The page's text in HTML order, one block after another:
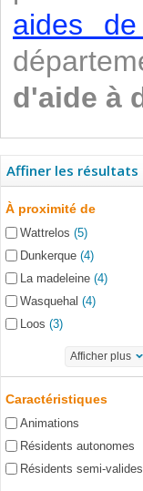
aides
d'aide à
Affiner les résultats
À proximité de
Wattrelos (5)
Dunkerque (4)
La madeleine (4)
Wasquehal (4)
Loos (3)
Afficher plus
Caractéristiques
Animations
Résidents autonomes
Résidents semi-valides